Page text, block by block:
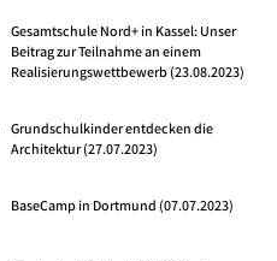
Gesamtschule Nord+ in Kassel: Unser
Beitrag zur Teilnahme an einem
Realisierungswettbewerb (23.08.2023)
Grundschulkinder entdecken die
Architektur (27.07.2023)
BaseCamp in Dortmund (07.07.2023)